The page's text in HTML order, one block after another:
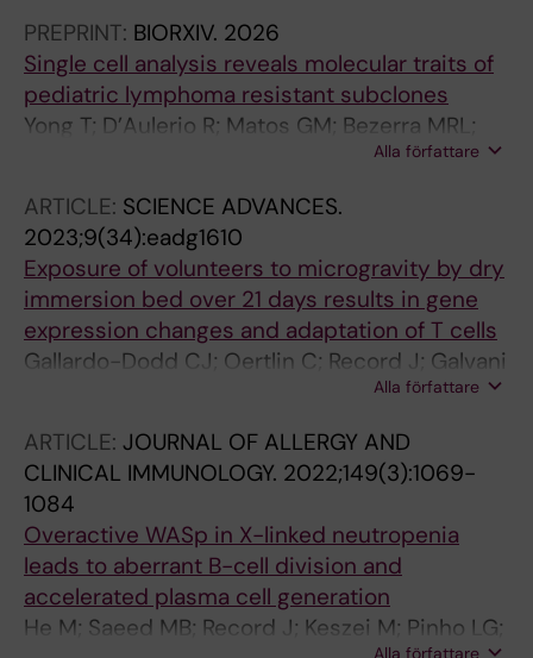
de Ven A; Bernatoniene J; Ramme K; Palma A;
Shcherbina A; Ekwall O; Furtado GP; Landreh
M; Westerberg LS
PREPRINT: BIORXIV. 2026
Single cell analysis reveals molecular traits of
pediatric lymphoma resistant subclones
Yong T; D’Aulerio R; Matos GM; Bezerra MRL;
He M; Oertlin C; Record J; Elliot A; Kwiecinska
Alla författare
ARTICLE: SCIENCE ADVANCES.
2023;9(34):eadg1610
Exposure of volunteers to microgravity by dry
immersion bed over 21 days results in gene
expression changes and adaptation of T cells
Gallardo-Dodd CJ; Oertlin C; Record J; Galvani
RG; Sommerauer C; Kuznetsov NV;
C; Percipalle M; Nikic T; Sadova AA; Shulgina
SM; Shmarov VA; Kutko OV; Vlasova DD; Orlova
KD; Rykova MP; Andersson J; Percipalle P;
Kutter C; Ponomarev SA; Westerberg LS
Alla författare
ARTICLE: JOURNAL OF ALLERGY AND
CLINICAL IMMUNOLOGY. 2022;149(3):1069-
1084
Overactive WASp in X-linked neutropenia
leads to aberrant B-cell division and
accelerated plasma cell generation
He M; Saeed MB; Record J; Keszei M; Pinho LG;
Alla författare